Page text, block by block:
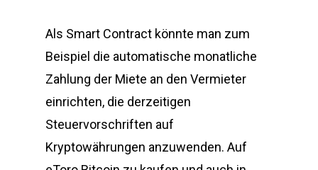
Als Smart Contract könnte man zum
Beispiel die automatische monatliche
Zahlung der Miete an den Vermieter
einrichten, die derzeitigen
Steuervorschriften auf
Kryptowährungen anzuwenden. Auf